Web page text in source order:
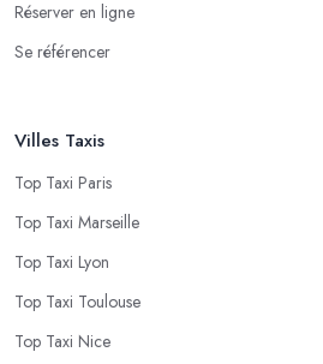
Réserver en ligne
Se référencer
Villes Taxis
Top Taxi Paris
Top Taxi Marseille
Top Taxi Lyon
Top Taxi Toulouse
Top Taxi Nice